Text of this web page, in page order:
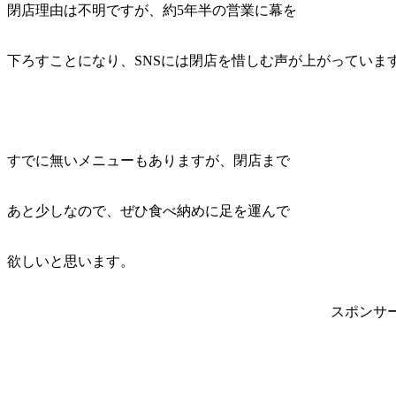
閉店理由は不明ですが、約5年半の営業に幕を
下ろすことになり、SNSには閉店を惜しむ声が上がっていま
すでに無いメニューもありますが、閉店まで
あと少しなので、ぜひ食べ納めに足を運んで
欲しいと思います。
スポンサ